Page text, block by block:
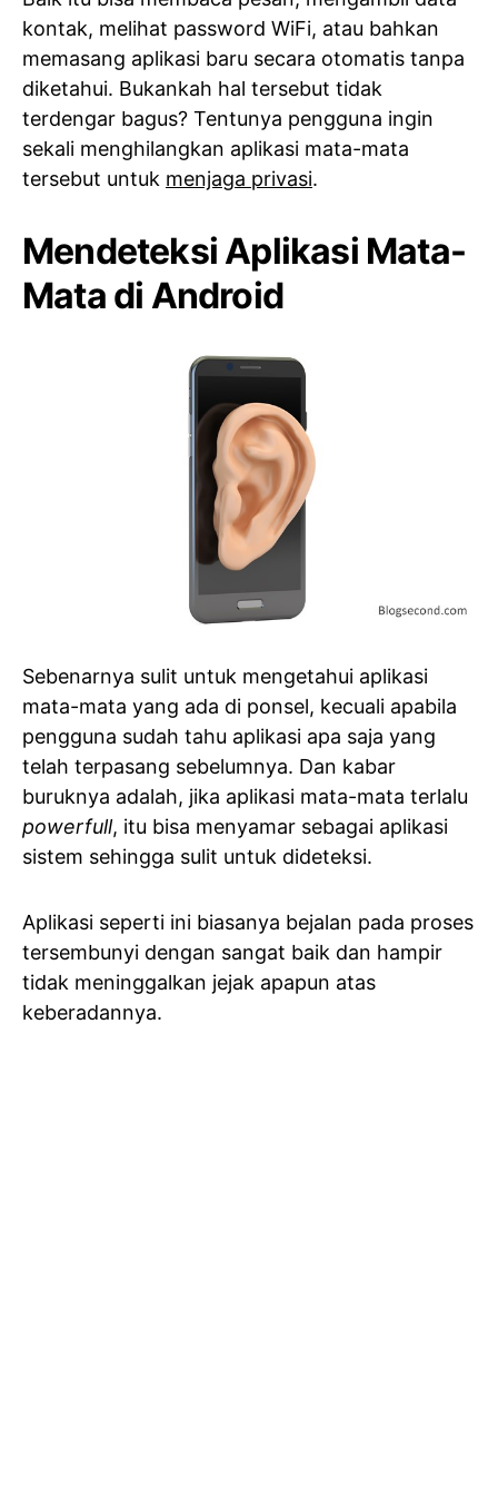
kontak, melihat password WiFi, atau bahkan
memasang aplikasi baru secara otomatis tanpa
diketahui. Bukankah hal tersebut tidak
terdengar bagus? Tentunya pengguna ingin
sekali menghilangkan aplikasi mata-mata
tersebut untuk menjaga privasi.
Mendeteksi Aplikasi Mata-
Mata di Android
Sebenarnya sulit untuk mengetahui aplikasi
mata-mata yang ada di ponsel, kecuali apabila
pengguna sudah tahu aplikasi apa saja yang
telah terpasang sebelumnya. Dan kabar
buruknya adalah, jika aplikasi mata-mata terlalu
powerfull, itu bisa menyamar sebagai aplikasi
sistem sehingga sulit untuk dideteksi.
Aplikasi seperti ini biasanya bejalan pada proses
tersembunyi dengan sangat baik dan hampir
tidak meninggalkan jejak apapun atas
keberadannya.